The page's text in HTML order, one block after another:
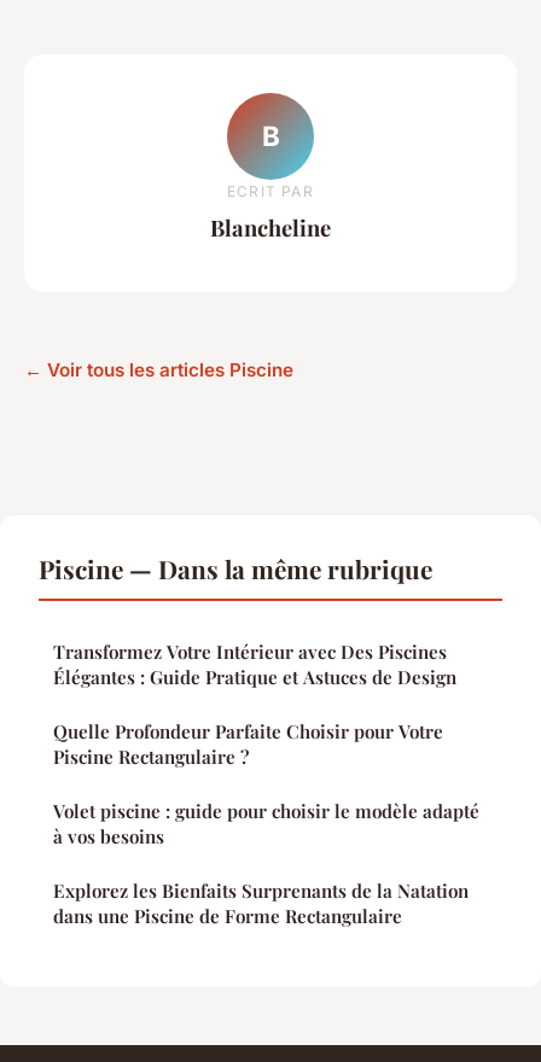
B
ECRIT PAR
Blancheline
← Voir tous les articles Piscine
Piscine — Dans la même rubrique
Transformez Votre Intérieur avec Des Piscines
Élégantes : Guide Pratique et Astuces de Design
Quelle Profondeur Parfaite Choisir pour Votre
Piscine Rectangulaire ?
Volet piscine : guide pour choisir le modèle adapté
à vos besoins
Explorez les Bienfaits Surprenants de la Natation
dans une Piscine de Forme Rectangulaire